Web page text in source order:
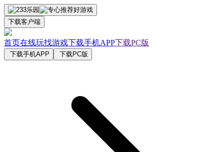
下载客户端
首页在线玩找游戏下载手机APP下载PC版
下载手机APP 下载PC版